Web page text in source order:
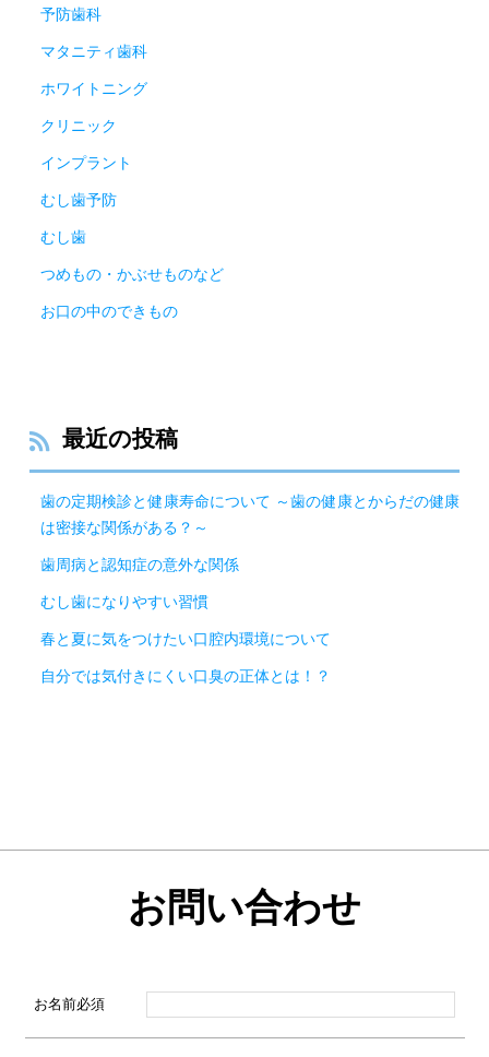
予防歯科
マタニティ歯科
ホワイトニング
クリニック
インプラント
むし歯予防
むし歯
つめもの・かぶせものなど
お口の中のできもの
最近の投稿
歯の定期検診と健康寿命について ～歯の健康とからだの健康
は密接な関係がある？～
歯周病と認知症の意外な関係
むし歯になりやすい習慣
春と夏に気をつけたい口腔内環境について
自分では気付きにくい口臭の正体とは！？
お問い合わせ
お名前必須